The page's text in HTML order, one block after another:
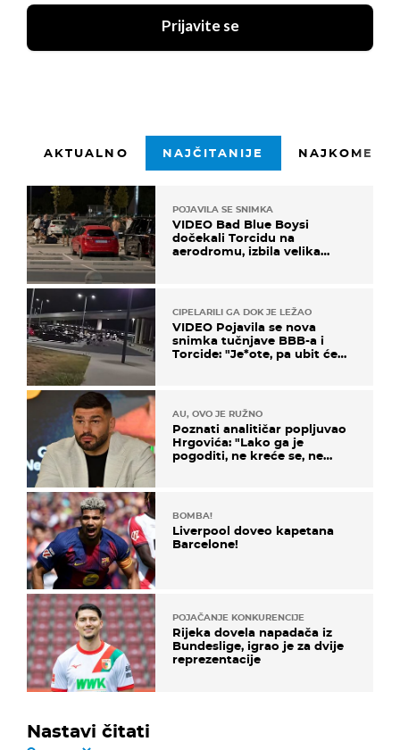
Prijavite se
AKTUALNO NAJČITANIJE
POJAVILA SE SNIMKA
VIDEO Bad Blue Boysi
dočekali Torcidu na
aerodromu, izbila velika
CIPELARILI GA DOK JE LEŽAO
VIDEO Pojavila se nova
snimka tučnjave BBB-a i
Torcide: "Je*ote, pa ubit će
AU, OVO JE RUŽNO
Poznati analitičar popljuvao
Hrgovića: "Lako ga je
pogoditi, ne kreće se, ne
BOMBA!
Liverpool doveo kapetana
Barcelone!
POJAČANJE KONKURENCIJE
Rijeka dovela napadača iz
Bundeslige, igrao je za dvije
reprezentacije
Nastavi čitati